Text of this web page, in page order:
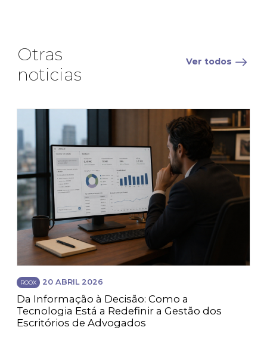
Otras
noticias
Ver todos
ROOX 20 ABRIL 2026
Da Informação à Decisão: Como a
Tecnologia Está a Redefinir a Gestão dos
Escritórios de Advogados